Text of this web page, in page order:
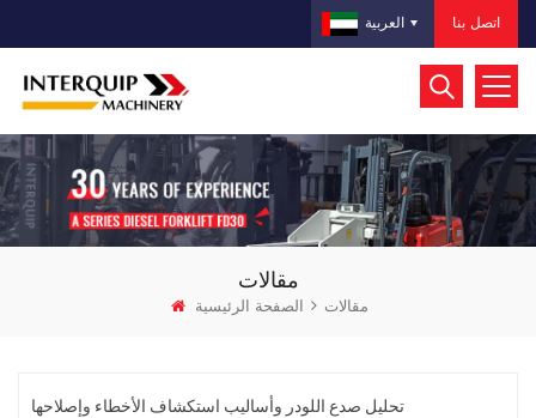
اتصل بنا العربية
مقالات
الصفحة الرئيسية مقالات
تحليل صدع اللودر وأساليب استكشاف الأخطاء وإصلاحها